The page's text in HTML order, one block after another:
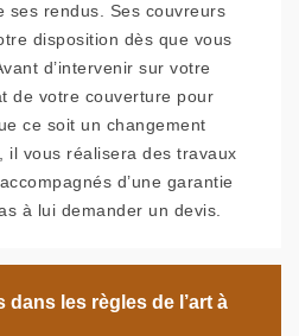
ses rendus. Ses couvreurs
disposition dès que vous
d’intervenir sur votre
de votre couverture pour
ce soit un changement
il vous réalisera des travaux
d’une garantie
à lui demander un devis.
les règles de l’art à